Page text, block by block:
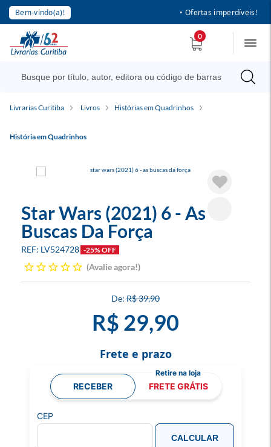
Bem-vindo(a)! • Ofertas imperdíveis!
0
Livrarias Curitiba Livros Histórias em Quadrinhos
História em Quadrinhos
Star Wars (2021) 6 - As
Buscas Da Força
LV524728 -25% OFF
Avalie agora!
R$ 39,90
R$ 29,90
Frete e prazo
RECEBER FRETE GRÁTIS
CEP
CALCULAR